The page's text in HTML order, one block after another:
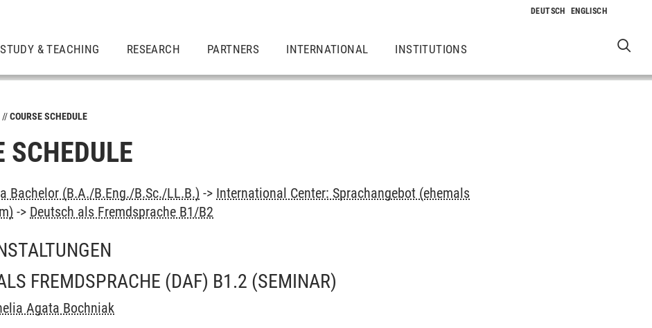
STUDY & TEACHING RESEARCH PARTNERS INTERNATIONAL INSTITUTIONS
COURSE SCHEDULE
SCHEDULE
Bachelor (B.A./B.Eng./B.Sc./LL.B.) -> International Center: Sprachangebot (ehemals
-> Deutsch als Fremdsprache B1/B2
FREMDSPRACHE (DAF) B1.2 (SEMINAR)
Agata Bochniak